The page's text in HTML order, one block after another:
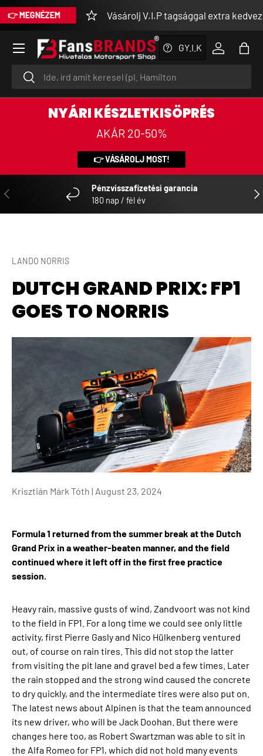
SKIP TO CONTENTVásárolj V.I.P tagsággal extra
SearchSearch
GY.I.K
Log inBag
Menu
NYÁRI KÉSZLETKISÖPRÉS
AKÁR 20-50%
👉 VÁSÁROLJ MOST!
PREVIOUS
Pénzvisszafizetési garancia
180 nap / fél év
LANDO NORRIS
DUTCH GRAND PRIX: FP1
GOES TO NORRIS
Krisztián Márk Tóth | August 23, 2024
Formula 1 returned from the summer break at the Dutch
Grand Prix in a weather-beaten manner, and the field
continued where it left off in the first free practice
session.
Heavy rain, massive gusts of wind, Zandvoort was not kind
to the field in FP1. For a long time we could see only little
activity, first Pierre Gasly and Nico Hülkenberg ventured
out, of course on rain tires. This did not stop the latter
from visiting the pit lane and gravel bed a few times. Later
the rain stopped and the strong wind caused the concrete
to dry quickly, and the intermediate tires were also put on.
The latest news about Alpinen is that the team announced
its new driver, who will be Jack Doohan. But there were
changes here too, as Robert Swartzman was able to sit in
the Alfa Romeo for FP1, which did not hold many events